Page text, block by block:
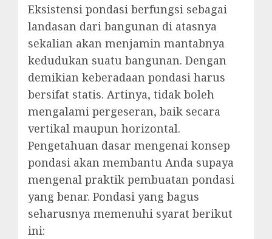
Eksistensi pondasi berfungsi sebagai
landasan dari bangunan di atasnya
sekalian akan menjamin mantabnya
kedudukan suatu bangunan. Dengan
demikian keberadaan pondasi harus
bersifat statis. Artinya, tidak boleh
mengalami pergeseran, baik secara
vertikal maupun horizontal.
Pengetahuan dasar mengenai konsep
pondasi akan membantu Anda supaya
mengenal praktik pembuatan pondasi
yang benar. Pondasi yang bagus
seharusnya memenuhi syarat berikut
ini: